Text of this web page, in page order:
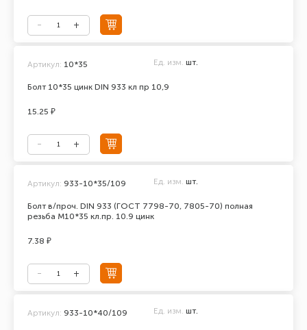
Болт 10*35 цинк DIN 933 кл пр 10,9
Артикул: 10*35 Ед. изм. шт.
15.25 ₽
Болт в/проч. DIN 933 (ГОСТ 7798-70, 7805-70) полная
резьба М10*35 кл.пр. 10.9 цинк
Артикул: 933-10*35/109 Ед. изм. шт.
7.38 ₽
Артикул: 933-10*40/109 Ед. изм. шт.